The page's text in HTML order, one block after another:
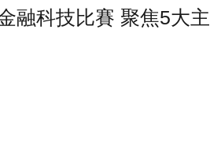
融科技比賽 聚焦5大主